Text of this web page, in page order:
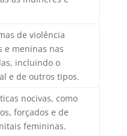
de violência
e meninas nas
incluindo o
e de outros tipos.
nocivas, como
forçados e de
femininas.